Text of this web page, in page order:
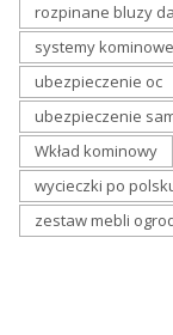
rozpinane bluzy
systemy kominowe
ubezpieczenie oc
ubezpieczenie
Wkład kominowy
wycieczki po
zestaw mebli